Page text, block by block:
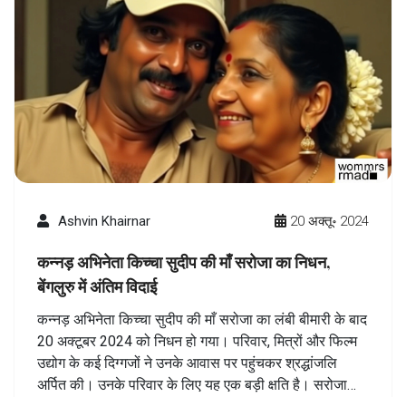
Ashvin Khairnar 20 अक्तू॰ 2024
कन्नड़ अभिनेता किच्चा सुदीप की माँ सरोजा का निधन,
बेंगलुरु में अंतिम विदाई
कन्नड़ अभिनेता किच्चा सुदीप की माँ सरोजा का लंबी बीमारी के बाद
20 अक्टूबर 2024 को निधन हो गया। परिवार, मित्रों और फिल्म
उद्योग के कई दिग्गजों ने उनके आवास पर पहुंचकर श्रद्धांजलि
अर्पित की। उनके परिवार के लिए यह एक बड़ी क्षति है। सरोजा